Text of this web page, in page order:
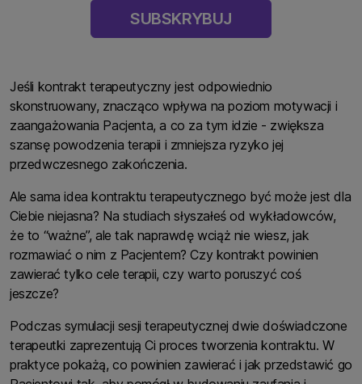
SUBSKRYBUJ
Jeśli kontrakt terapeutyczny jest odpowiednio
skonstruowany, znacząco wpływa na poziom motywacji i
zaangażowania Pacjenta, a co za tym idzie - zwiększa
szansę powodzenia terapii i zmniejsza ryzyko jej
przedwczesnego zakończenia.
Ale sama idea kontraktu terapeutycznego być może jest dla
Ciebie niejasna? Na studiach słyszałeś od wykładowców,
że to “ważne”, ale tak naprawdę wciąż nie wiesz, jak
rozmawiać o nim z Pacjentem? Czy kontrakt powinien
zawierać tylko cele terapii, czy warto poruszyć coś
jeszcze?
Podczas symulacji sesji terapeutycznej dwie doświadczone
terapeutki zaprezentują Ci proces tworzenia kontraktu. W
praktyce pokażą, co powinien zawierać i jak przedstawić go